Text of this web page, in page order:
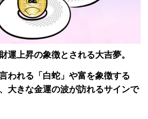
運上昇の象徴とされる大吉夢。
われる「白蛇」や富を象徴する
大きな金運の波が訪れるサインで